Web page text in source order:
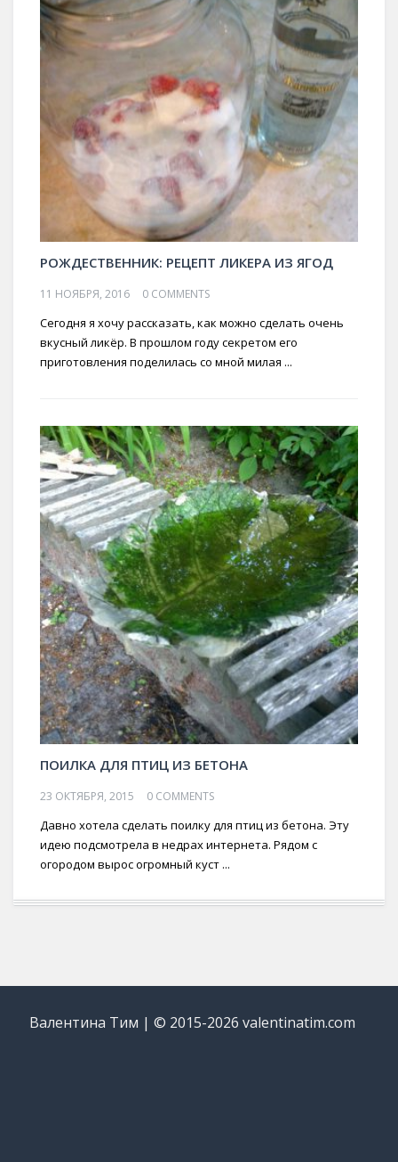
РОЖДЕСТВЕННИК: РЕЦЕПТ ЛИКЕРА ИЗ ЯГОД
11 НОЯБРЯ, 2016 0 COMMENTS
Сегодня я хочу рассказать, как можно сделать очень
вкусный ликёр. В прошлом году секретом его
приготовления поделилась со мной милая ...
ПОИЛКА ДЛЯ ПТИЦ ИЗ БЕТОНА
23 ОКТЯБРЯ, 2015 0 COMMENTS
Давно хотела сделать поилку для птиц из бетона. Эту
идею подсмотрела в недрах интернета. Рядом с
огородом вырос огромный куст ...
Валентина Тим | © 2015-2026 valentinatim.com